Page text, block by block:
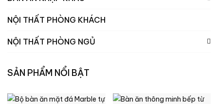
NỘI THẤT PHÒNG KHÁCH
NỘI THẤT PHÒNG NGỦ
SẢN PHẨM NỔI BẬT